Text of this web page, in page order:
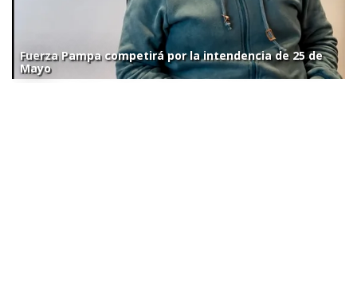
Fuerza Pampa competirá por la intendencia de 25 de
Mayo